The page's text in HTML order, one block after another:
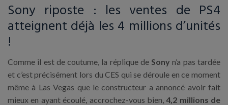
Sony riposte : les ventes de PS4
atteignent déjà les 4 millions d’unités
!
Comme il est de coutume, la réplique de Sony n’a pas tardée
et c’est précisément lors du CES qui se déroule en ce moment
même à Las Vegas que le constructeur a annoncé avoir fait
mieux en ayant écoulé, accrochez-vous bien,4,2 millions de